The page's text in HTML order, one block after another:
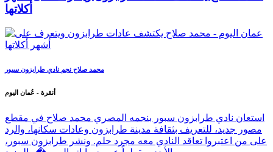
أكلاتها
محمد صلاح نجم نادي طرابزون سبور
أنقرة - عُمان اليوم
استعان نادي طرابزون سبور بنجمه المصري محمد صلاح في مقطع
مصور جديد، للتعريف بثقافة مدينة طرابزون وعادات سكانها، والرد
على من اعتبروا تعاقد النادي معه مجرد حلم. ونشر طرابزون سبور،